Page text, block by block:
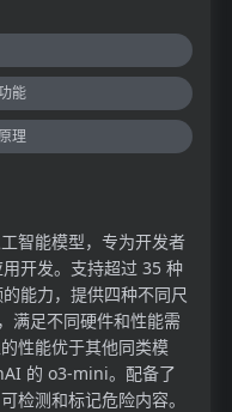
能
理
智能模型，专为开发者
开发。支持超过 35 种
能力，提供四种不同尺
满足不同硬件和性能需
性能优于其他同类模
的 o3-mini。配备了
检测和标记危险内容。